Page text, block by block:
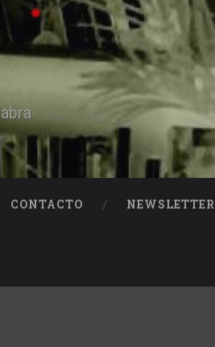
CONTACTO NEWSLETTER